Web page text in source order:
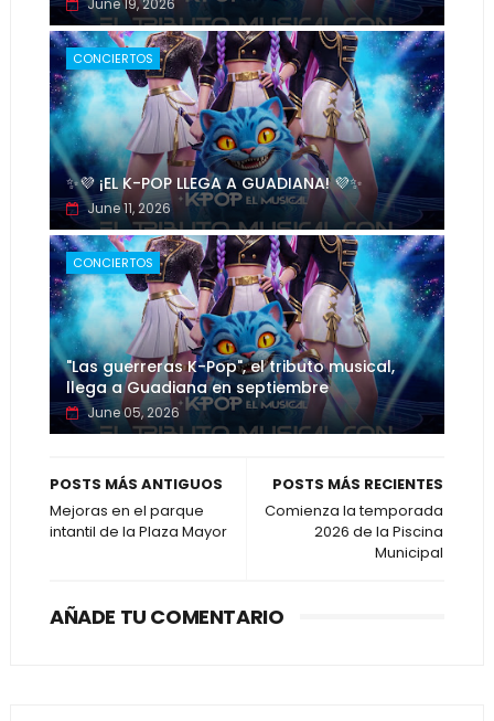
June 19, 2026
CONCIERTOS
✨💜 ¡EL K-POP LLEGA A GUADIANA! 💜✨
June 11, 2026
CONCIERTOS
"Las guerreras K-Pop", el tributo musical,
llega a Guadiana en septiembre
June 05, 2026
POSTS MÁS RECIENTES
Comienza la temporada
2026 de la Piscina
Municipal
POSTS MÁS ANTIGUOS
Mejoras en el parque
intantil de la Plaza Mayor
AÑADE TU COMENTARIO